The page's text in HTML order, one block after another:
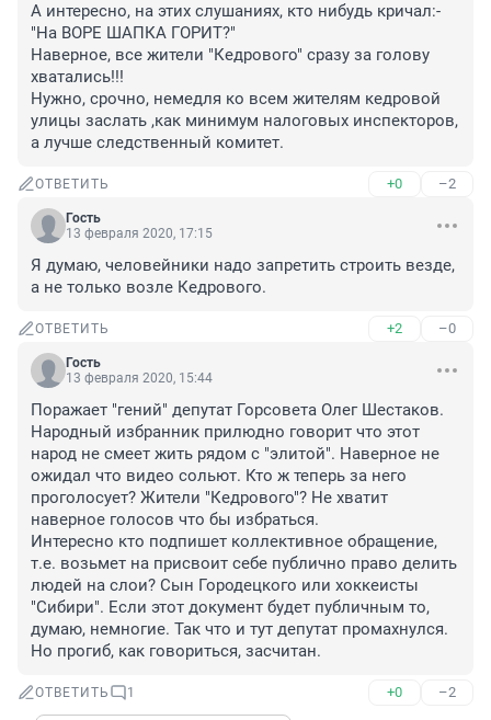
А интересно, на этих слушаниях, кто нибудь кричал:-
"На ВОРЕ ШАПКА ГОРИТ?"
Наверное, все жители "Кедрового" сразу за голову
хватались!!!
Нужно, срочно, немедля ко всем жителям кедровой
улицы заслать ,как минимум налоговых инспекторов,
а лучше следственный комитет.
ОТВЕТИТЬ +0 –2
Гость
13 февраля 2020, 17:15
Я думаю, человейники надо запретить строить везде,
а не только возле Кедрового.
ОТВЕТИТЬ +2 –0
Гость
13 февраля 2020, 15:44
Поражает "гений" депутат Горсовета Олег Шестаков.
Народный избранник прилюдно говорит что этот
народ не смеет жить рядом с "элитой". Наверное не
ожидал что видео сольют. Кто ж теперь за него
проголосует? Жители "Кедрового"? Не хватит
наверное голосов что бы избраться.
Интересно кто подпишет коллективное обращение,
т.е. возьмет на присвоит себе публично право делить
людей на слои? Сын Городецкого или хоккеисты
"Сибири". Если этот документ будет публичным то,
думаю, немногие. Так что и тут депутат промахнулся.
Но прогиб, как говориться, засчитан.
ОТВЕТИТЬ 1 +0 –2